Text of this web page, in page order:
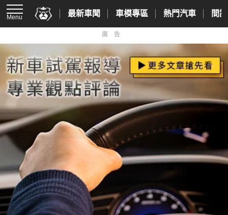
Menu 最新車聞 車模專區 熱門汽車 間
廣告